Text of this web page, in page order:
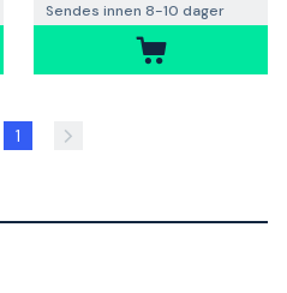
Sendes innen 8-10 dager
1